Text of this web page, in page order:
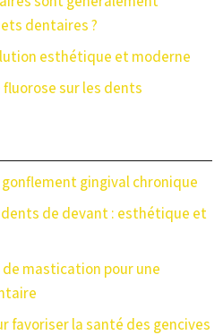
dentaires ?
esthétique et moderne
sur les dents
gingival chronique
de devant : esthétique et
mastication pour une
favoriser la santé des gencives